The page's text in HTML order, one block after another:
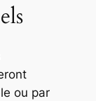
ou par